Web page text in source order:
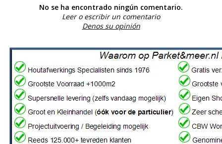
No se ha encontrado ningún comentario.
Leer o escribir un comentario
Denos su opinión